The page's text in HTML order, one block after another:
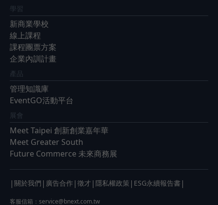
學習
新商業學校
線上課程
課程團票方案
企業內訓計畫
產品
管理知識庫
EventGO活動平台
展會
Meet Taipei 創新創業嘉年華
Meet Greater South
Future Commerce 未來商務展
| 關於我們 | 廣告合作 | 徵才 | 隱私權政策 | ESG永續報告書 |
客服信箱： service@bnext.com.tw